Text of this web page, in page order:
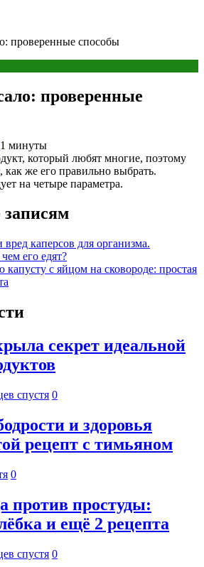
проверенные способы
проверенные
1 минуты
который любят многие, поэтому
как же его правильно выбрать.
на четыре параметра.
вред каперсов для организма.
его едят?
с яйцом на сковороде: простая
секрет идеальной
спустя 0
и здоровья
рецепт с тимьяном
0
против простуды:
и ещё 2 рецепта
спустя 0